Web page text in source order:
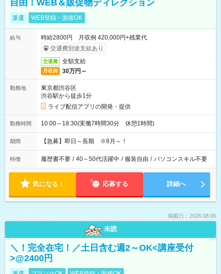
自由！WEB＆販促物ディレクション
派遣 WEB登録・面接OK
給与
時給2800円 月収例 420,000円+残業代
交通費別途支給あり
交通費 全額支給
月収例 30万円～
勤務地
東京都渋谷区
渋谷駅から徒歩1分
ライブ配信アプリの開発・提供
勤務時間 10:00～18:30(実働7時間30分 休憩1時間)
期間 【急募】即日～長期 ※8月～！
特徴 履歴書不要 / 40～50代活躍中 / 服装自由 / パソコンスキル不要
気になる！ 応募する 詳細へ
掲載日：2026.08.06
未読
＼！完全在宅！／土日含む週2～OK<講座受付
>@2400円